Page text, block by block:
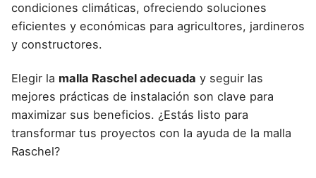
condiciones climáticas, ofreciendo soluciones
eficientes y económicas para agricultores, jardineros
y constructores.
Elegir la malla Raschel adecuada y seguir las
mejores prácticas de instalación son clave para
maximizar sus beneficios. ¿Estás listo para
transformar tus proyectos con la ayuda de la malla
Raschel?